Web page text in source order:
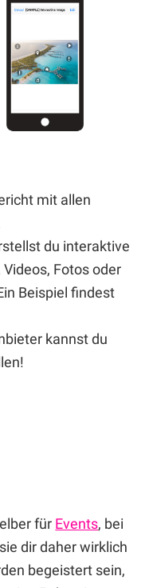
mit allen
du interaktive
Fotos oder
Beispiel findest
kannst du
für Events, bei
dir daher wirklich
begeistert sein,